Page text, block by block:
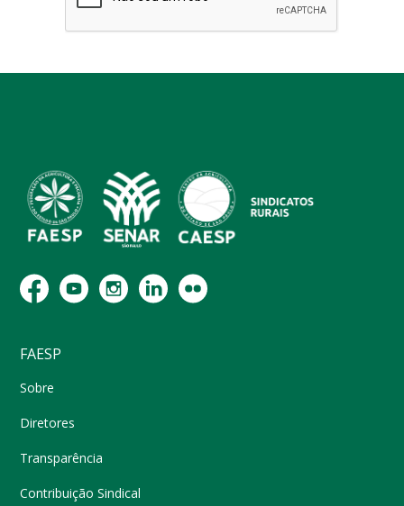
FAESP
Sobre
Diretores
Transparência
Contribuição Sindical